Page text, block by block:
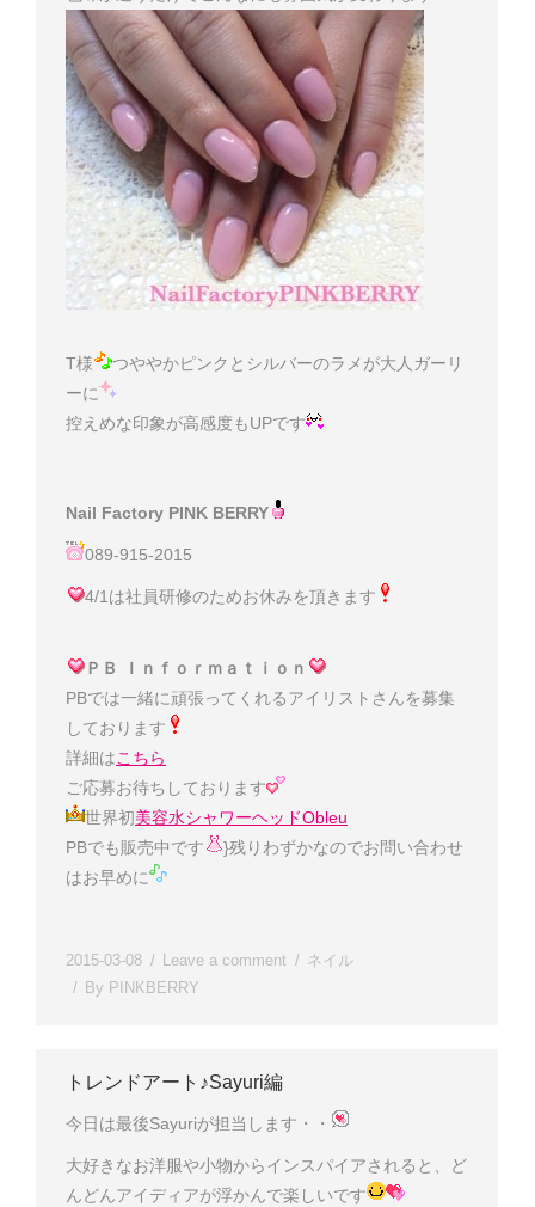
T様
つややかピンクとシルバーのラメが大人ガーリ
ーに
控えめな印象が高感度もUPです
Nail Factory PINK BERRY
089-915-2015
4/1は社員研修のためお休みを頂きます
ＰＢ Ｉｎｆｏｒｍａｔｉｏｎ
PBでは一緒に頑張ってくれるアイリストさんを募集
しております
詳細はこちら
ご応募お待ちしております
世界初美容水シャワーヘッドObleu
PBでも販売中です
}残りわずかなのでお問い合わせ
はお早めに
2015-03-08 Leave a comment
ネイル
By PINKBERRY
トレンドアート♪Sayuri編
今日は最後Sayuriが担当します・・
大好きなお洋服や小物からインスパイアされると、ど
んどんアイディアが浮かんで楽しいです